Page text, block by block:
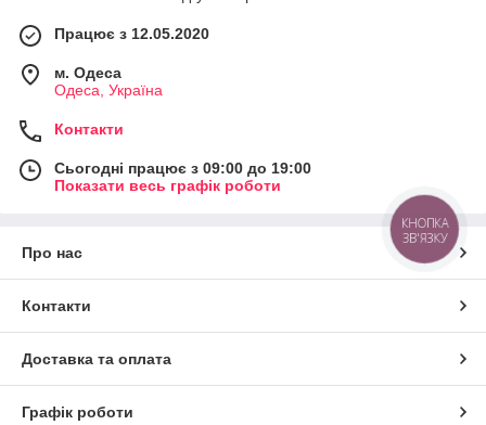
Працює з 12.05.2020
м. Одеса
Одеса, Україна
Контакти
Сьогодні працює з 09:00 до 19:00
Показати весь графік роботи
Про нас
Контакти
Доставка та оплата
Графік роботи
КНОПКА
ЗВ'ЯЗКУ